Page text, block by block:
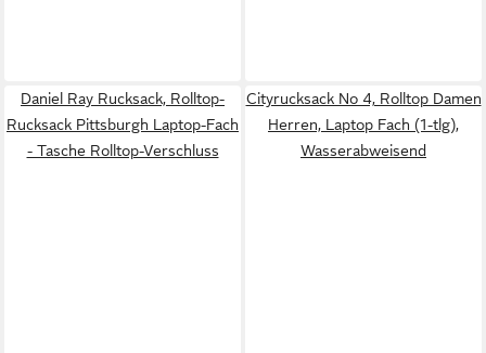
Daniel Ray Rucksack, Rolltop-
Rucksack Pittsburgh Laptop-Fach
- Tasche Rolltop-Verschluss
Cityrucksack No 4, Rolltop Damen
Herren, Laptop Fach (1-tlg),
Wasserabweisend